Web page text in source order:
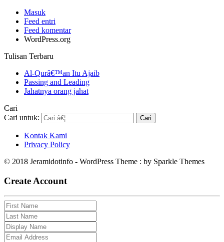
Masuk
Feed entri
Feed komentar
WordPress.org
Tulisan Terbaru
Al-Qurâ€™an Itu Ajaib
Passing and Leading
Jahatnya orang jahat
Cari
Cari untuk:
Kontak Kami
Privacy Policy
© 2018 Jeramidotinfo - WordPress Theme : by Sparkle Themes
Create Account